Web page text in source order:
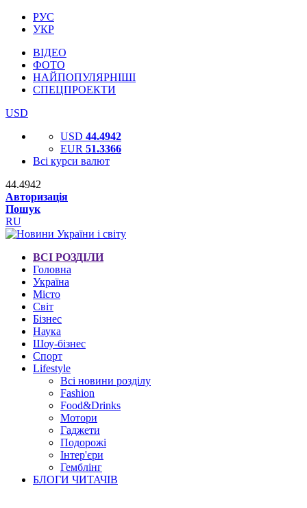
РУС
УКР
ВІДЕО
ФОТО
НАЙПОПУЛЯРНІШІ
СПЕЦПРОЕКТИ
USD
USD 44.4942
EUR 51.3366
Всі курси валют
44.4942
Авторизація
Пошук
RU
ВСІ РОЗДІЛИ
Головна
Україна
Місто
Світ
Бізнес
Наука
Шоу-бізнес
Спорт
Lifestyle
Всі новини розділу
Fashion
Food&Drinks
Мотори
Гаджети
Подорожі
Інтер'єри
Гемблінг
БЛОГИ ЧИТАЧІВ